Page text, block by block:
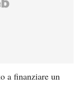
a finanziare un